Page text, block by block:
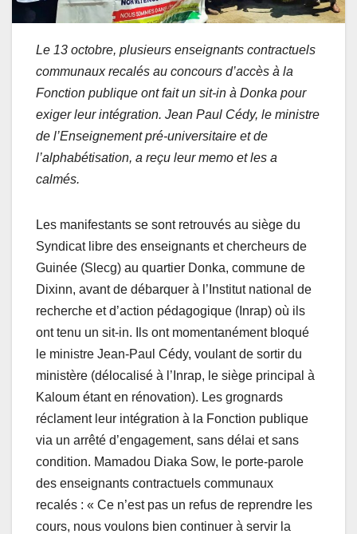
Le 13 octobre, plusieurs enseignants contractuels
communaux recalés au concours d’accès à la
Fonction publique ont fait un sit-in à Donka pour
exiger leur intégration. Jean Paul Cédy, le ministre
de l’Enseignement pré-universitaire et de
l’alphabétisation, a reçu leur memo et les a
calmés.
Les manifestants se sont retrouvés au siège du
Syndicat libre des enseignants et chercheurs de
Guinée (Slecg) au quartier Donka, commune de
Dixinn, avant de débarquer à l’Institut national de
recherche et d’action pédagogique (Inrap) où ils
ont tenu un sit-in. Ils ont momentanément bloqué
le ministre Jean-Paul Cédy, voulant de sortir du
ministère (délocalisé à l’Inrap, le siège principal à
Kaloum étant en rénovation). Les grognards
réclament leur intégration à la Fonction publique
via un arrêté d’engagement, sans délai et sans
condition. Mamadou Diaka Sow, le porte-parole
des enseignants contractuels communaux
recalés : « Ce n’est pas un refus de reprendre les
cours, nous voulons bien continuer à servir la